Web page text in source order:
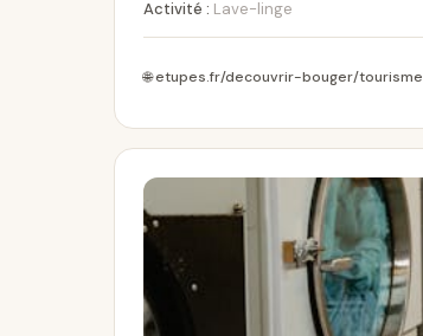
Activité : Lave-linge
🌐 etupes.fr/decouvrir-bouger/tourisme